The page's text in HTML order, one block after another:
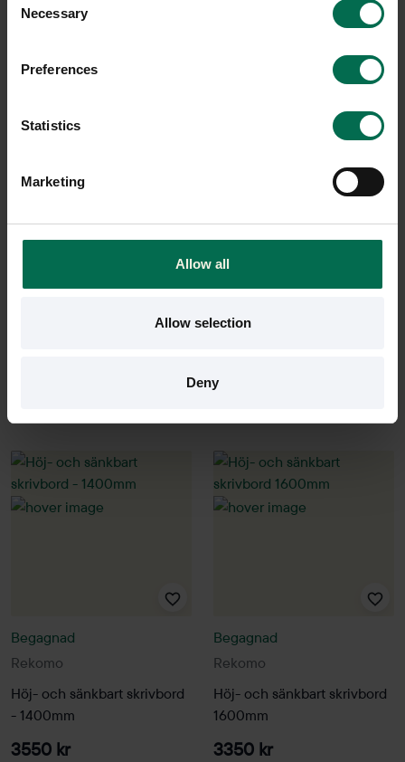
Selection
Necessary
Preferences
Statistics
Marketing
Allow all
Allow selection
Deny
Begagnad
Höj- och sänkbart skrivbord
3200 kr 3987 kr
Höj- och sänkbart skrivbord
3750 kr
Rekomo
Begagnad
Höj- och sänkbart skrivbord
- 1400mm
3550 kr
Rekomo
Begagnad
Höj- och sänkbart skrivbord
1600mm
3350 kr